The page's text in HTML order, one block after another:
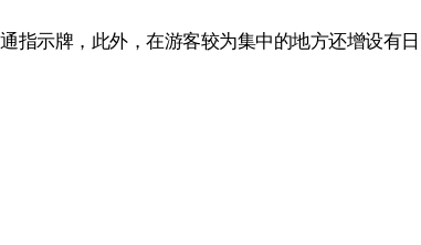
指示牌，此外，在游客较为集中的地方还增设有日